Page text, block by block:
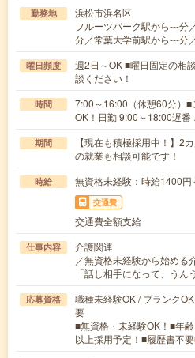
勤務地
浜松市浜名区
フルーツパーク駅から---分
分／常葉大学前駅から---分
曜日頻度
週2日～OK ■曜日固定の相
談ください！
時間
7:00～16:00（休憩60分）■
OK！日勤 9:00～18:00遅
期間
【現在も積極採用中！】
の就業も相談可能です！
時給 無資格未経験：時給1400
交通費
交通費全額支給
仕事内容
介護関連
／無資格未経験から始める
「話し相手になって、う
応募資格
職種未経験OK / ブランク
要
■無資格・未経験OK！■年
以上採用予定！■履歴書不